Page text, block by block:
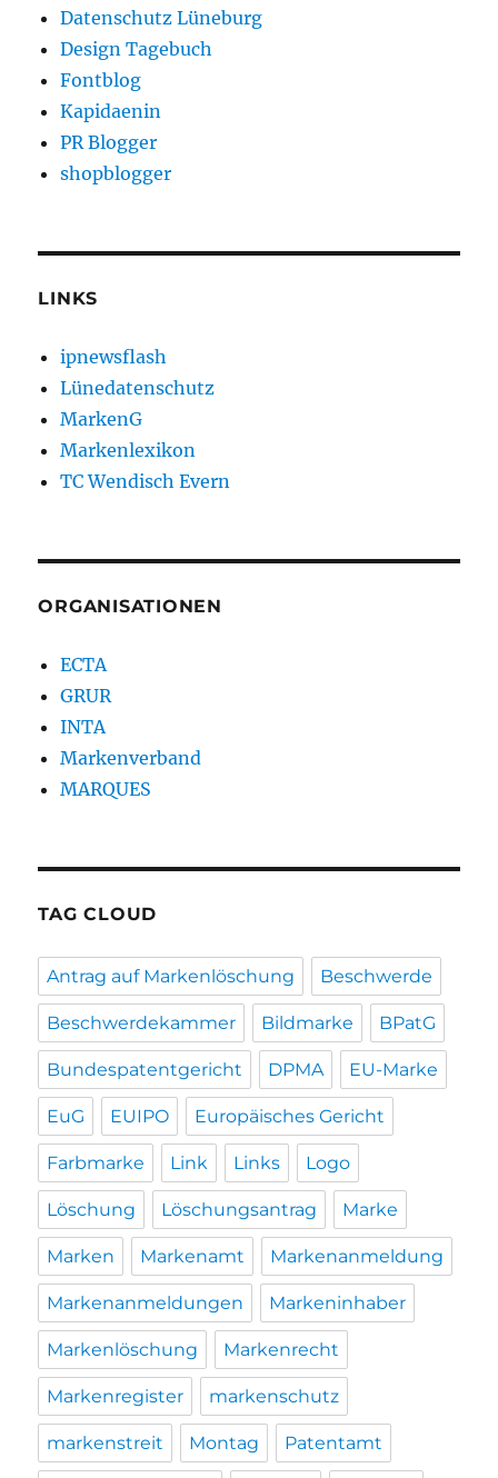
Datenschutz Lüneburg
Design Tagebuch
Fontblog
Kapidaenin
PR Blogger
shopblogger
LINKS
ipnewsflash
Lünedatenschutz
MarkenG
Markenlexikon
TC Wendisch Evern
ORGANISATIONEN
ECTA
GRUR
INTA
Markenverband
MARQUES
TAG CLOUD
Antrag auf Markenlöschung Beschwerde
Beschwerdekammer Bildmarke BPatG
Bundespatentgericht DPMA EU-Marke
EuG EUIPO Europäisches Gericht
Farbmarke Link Links Logo
Löschung Löschungsantrag Marke
Marken Markenamt Markenanmeldung
Markenanmeldungen Markeninhaber
Markenlöschung Markenrecht
Markenregister markenschutz
markenstreit Montag Patentamt